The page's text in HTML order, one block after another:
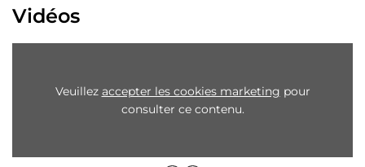
Vidéos
Veuillez accepter les cookies marketing pour
consulter ce contenu.